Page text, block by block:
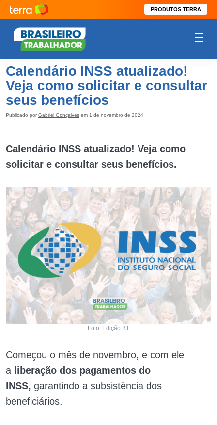
PRODUTOS TERRA
Calendário INSS atualizado!
Veja como solicitar e consultar
seus benefícios
Publicado por Gabriel Gonçalves em 1 de novembro de 2024
Calendário INSS atualizado! Veja como
solicitar e consultar seus benefícios.
Foto: Edição BT
Começou o mês de novembro, e com ele
a liberação dos pagamentos do
INSS, garantindo a subsistência dos
beneficiários.